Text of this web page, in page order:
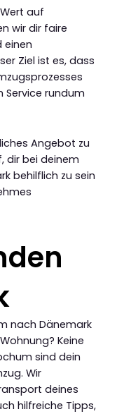
auf
wir dir faire
einen
Ziel ist es, dass
rundum
Angebot zu
dir bei deinem
behilflich zu sein
nach Dänemark
Keine
sind dein
Wir
deines
hilfreiche Tipps,